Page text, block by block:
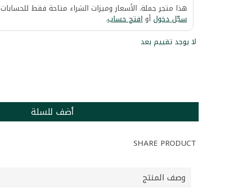
هذا متجر جملة. الأسعار وميزات الشراء متاحة فقط للحسابات
سجّل دخولأوافتح حساب.
لا يوجد تقييم بعد
أضف للسلة
SHARE PRODUCT
وصف المنتج